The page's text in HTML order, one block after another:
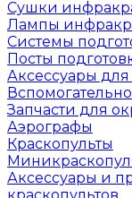
Сушки
Лампы
Системы
Посты
Аксессуары для
Запчасти для
Аэрографы
Краскопульты
Аксессуары и